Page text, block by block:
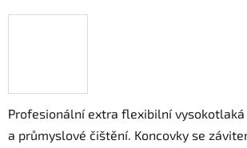
Profesionální extra flexibilní vysokotlaká
a průmyslové čištění. Koncovky se